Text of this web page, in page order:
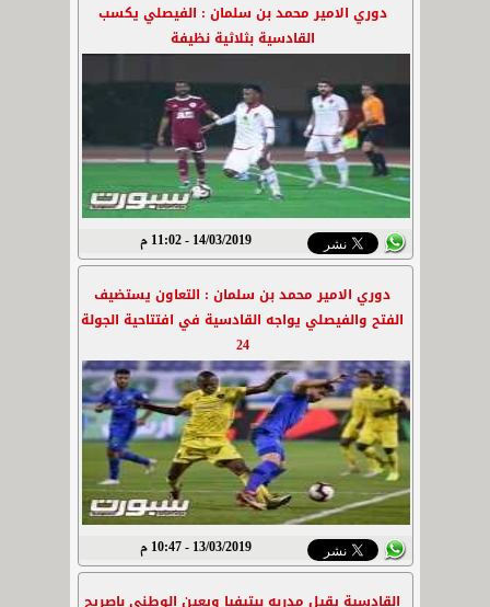
دوري الامير محمد بن سلمان : الفيصلي يكسب
القادسية بثلاثية نظيفة
14/03/2019 - 11:02 م
دوري الامير محمد بن سلمان : التعاون يستضيف
الفتح والفيصلي يواجه القادسية في افتتاحية الجولة
24
13/03/2019 - 10:47 م
القادسية يقيل مدربه بيتيفيا ويعين الوطني باصريح